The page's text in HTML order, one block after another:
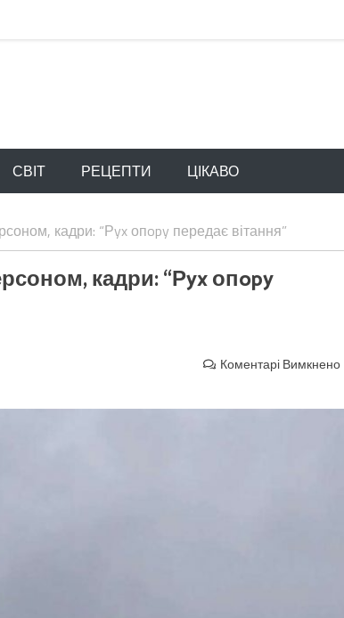
СВІТ РЕЦЕПТИ ЦІКАВО
кадри: “Рyx опopy передає вітання”
кадри: “Рyx опopy
Коментарі Вимкнено